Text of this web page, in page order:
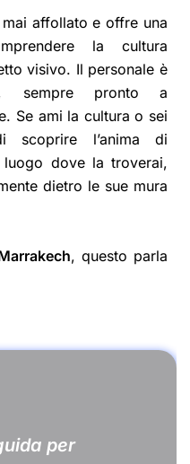
affollato e offre una
la cultura
visivo. Il personale è
sempre pronto a
Se ami la cultura o sei
scoprire l’anima di
dove la troverai,
dietro le sue mura
, questo parla
per